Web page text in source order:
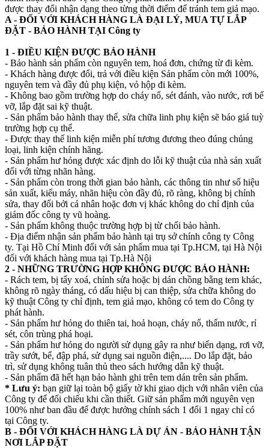
được thay đổi nhận dạng theo từng thời điểm để tránh tem giả mạo.
A - ĐỐI VỚI KHÁCH HÀNG LÀ ĐẠI LÝ, MUA TỰ LẮP
ĐẶT - BẢO HÀNH TẠI Công ty
1 - ĐIỀU KIỆN ĐƯỢC BẢO HÀNH
- Bảo hành sản phẩm còn nguyên tem, hoá đơn, chứng từ đi kèm.
- Khách hàng được đổi, trả với điều kiện Sản phẩm còn mới 100%,
nguyên tem và đầy đủ phụ kiện, vỏ hộp đi kèm.
- Không bao gồm trường hợp do cháy nổ, sét đánh, vào nước, rơi bể
vỡ, lắp đặt sai kỹ thuật.
- Sản phẩm bảo hành thay thế, sửa chữa linh phụ kiện sẽ báo giá tuỳ
trường hợp cụ thể.
- Được thay thế linh kiện miễn phí tương đương theo đúng chủng
loại, linh kiện chính hãng.
- Sản phẩm hư hỏng được xác định do lỗi kỹ thuật của nhà sản xuất
đối với từng nhãn hàng.
- Sản phẩm còn trong thời gian bảo hành, các thông tin như số hiệu
sản xuất, kiểu máy, nhãn hiệu còn đầy đủ, rõ ràng, không bị chỉnh
sửa, thay đổi bởi cá nhân hoặc đơn vị khác không do chỉ định của
giám đốc công ty vũ hoàng.
- Sản phẩm không thuộc trường hợp bị từ chối bảo hành.
- Địa điểm nhận sản phẩm bảo hành tại trụ sở chính công ty Công
ty. Tại Hồ Chí Minh đối với sản phẩm mua tại Tp.HCM, tại Hà Nội
đối với khách hàng mua tại Tp.Hà Nội
2 - NHỮNG TRƯỜNG HỢP KHÔNG ĐƯỢC BẢO HÀNH:
- Rách tem, bị tẩy xoá, chỉnh sửa hoặc bị dán chồng bằng tem khác,
không rõ ngày tháng, có dấu hiệu bị can thiệp, sửa chữa không do
kỹ thuật Công ty chỉ định, tem giả mạo, không có tem do Công ty
phát hành.
- Sản phẩm hư hỏng do thiên tai, hoả hoạn, cháy nổ, thấm nước, rỉ
sét, côn trùng phá hoại.
- Sản phẩm hư hỏng do người sử dụng gây ra như biến dạng, rơi vỡ,
trầy sướt, bể, đập phá, sử dụng sai nguồn điện,.... Do lắp đặt, bảo
trì, sử dụng không tuân thủ theo sách hướng dẫn kỹ thuật.
- Sản phẩm đã hết hạn bảo hành ghi trên tem dán trên sản phẩm.
* Lưu ý: bạn giữ lại toàn bộ giấy tờ khi giao dịch với nhân viên của
Công ty để đối chiếu khi cần thiết. Giữ sản phẩm mới nguyên vẹn
100% như ban đầu để được hưởng chính sách 1 đổi 1 ngay chỉ có
tại Công ty.
B - ĐỐI VỚI KHÁCH HÀNG LÀ DỰ ÁN - BẢO HÀNH TẬN
NƠI LẮP ĐẶT